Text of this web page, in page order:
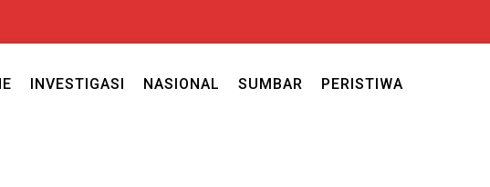
INVESTIGASI NASIONAL SUMBAR PERISTIWA